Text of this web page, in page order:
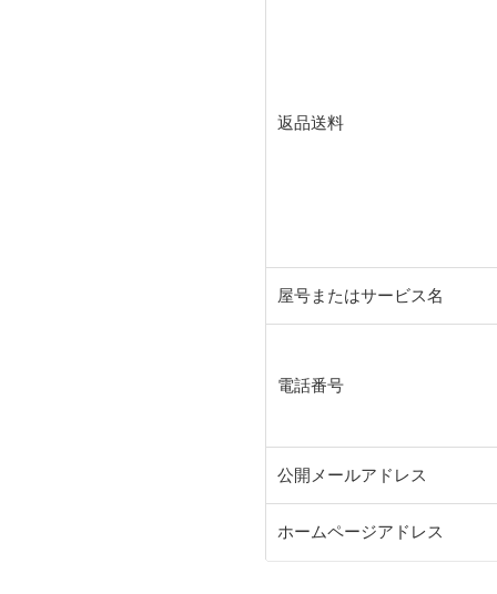
返品送料
屋号またはサービス名
電話番号
公開メールアドレス
ホームページアドレス